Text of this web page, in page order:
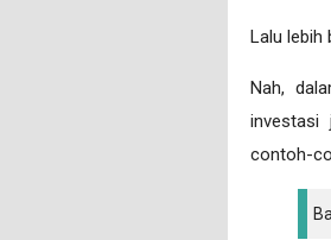
Lalu lebih
Nah,
investasi
contoh-